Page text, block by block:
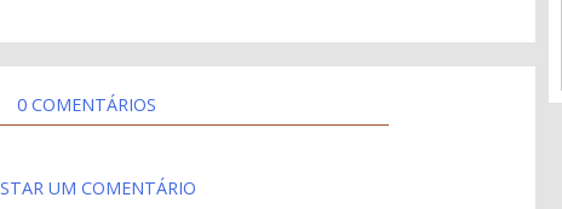
0 COMENTÁRIOS
UM COMENTÁRIO